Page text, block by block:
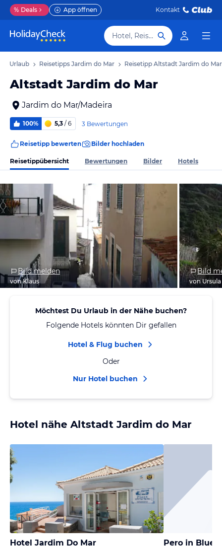
% Deals App öffnen Kontakt
Hotel, Reiseziel
Urlaub Reisetipps Jardim do Mar Reisetipp Altstadt Jardim do Mar
Altstadt Jardim do Mar
Jardim do Mar/Madeira
100% 5,3 / 6 3 Bewertungen
Reisetipp bewerten Bilder hochladen
Reisetippübersicht Bewertungen Bilder Hotels
Bild melden
von Klaus
Bild
von Ursula
Möchtest Du Urlaub in der Nähe buchen?
Folgende Hotels könnten Dir gefallen
Hotel & Flug buchen
Oder
Nur Hotel buchen
Hotel nähe Altstadt Jardim do Mar
Hotel Jardim Do Mar Pero in Blue